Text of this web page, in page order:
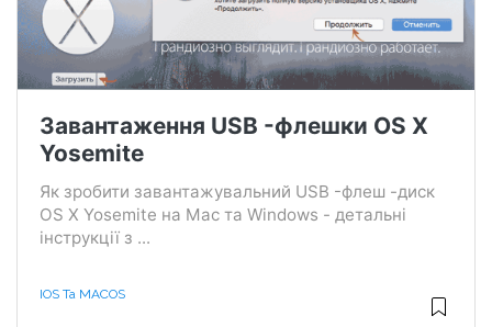
Завантаження USB -флешки OS X
Yosemite
Як зробити завантажувальний USB -флеш -диск
OS X Yosemite на Mac та Windows - детальні
інструкції з ...
IOS Та MACOS